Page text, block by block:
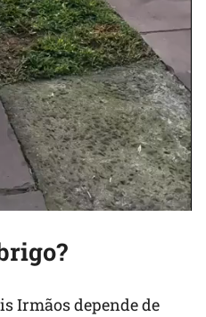
Irmãos depende de